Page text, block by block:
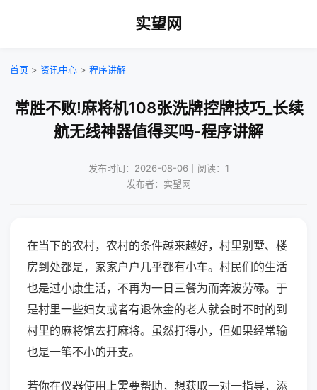
实望网
首页 > 资讯中心 > 程序讲解
常胜不败!麻将机108张洗牌控牌技巧_长续
航无线神器值得买吗-程序讲解
发布时间：2026-08-06｜阅读：1
发布者：实望网
在当下的农村，农村的条件越来越好，村里别墅、楼
房到处都是，家家户户几乎都有小车。村民们的生活
也是过小康生活，不再为一日三餐为而奔波劳碌。于
是村里一些妇女或者有退休金的老人就会时不时的到
村里的麻将馆去打麻将。虽然打得小，但如果经常输
也是一笔不小的开支。
若你在仪器使用上需要帮助，想获取一对一指导，添